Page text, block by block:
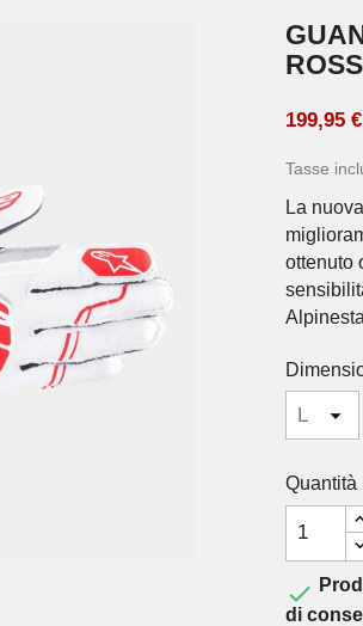
199,95 €
Tasse
La
ottenuto
Quantità

di